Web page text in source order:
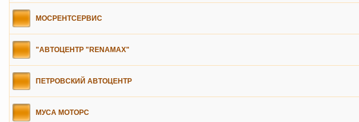
МОСРЕНТСЕРВИС
"АВТОЦЕНТР "RENAMAX"
ПЕТРОВСКИЙ АВТОЦЕНТР
МУСА МОТОРС